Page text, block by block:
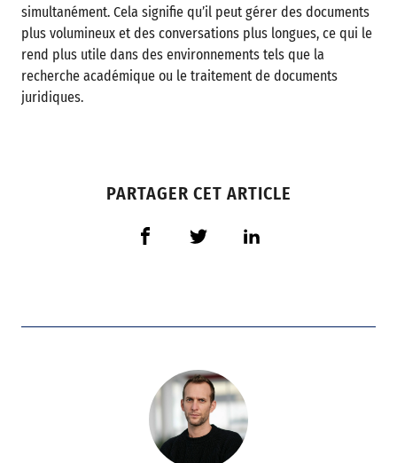
simultanément. Cela signifie qu’il peut gérer des documents
plus volumineux et des conversations plus longues, ce qui le
rend plus utile dans des environnements tels que la
recherche académique ou le traitement de documents
juridiques.
PARTAGER CET ARTICLE